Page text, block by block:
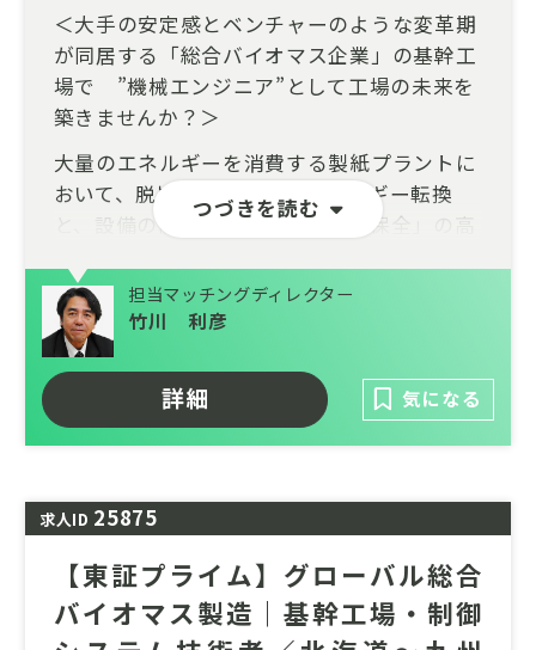
つづきを読む
＜大手の安定感とベンチャーのような変革期
が同居する「総合バイオマス企業」の基幹工
場で ”機械エンジニア”として工場の未来を
築きませんか？＞
大量のエネルギーを消費する製紙プラントに
おいて、脱炭素化へ向けたエネルギー転換
と、設備の高経年化に伴う「予防保全」の高
本ポジションのミッションは、IoTなどのDX
技術を導入したスマートな保全体制へのシフ
トを主導し、環境対応型設備への更新や設計
を技術面から牽引すること。ベテランのノウ
ハウを次世代へ承継しながら、持続可能な工
24時間稼働を支える高い技術力を身につけ、
社会に不可欠な素材の安定供給と地球環境へ
の貢献を同時に叶える、社会的意義の大きな
挑戦です。あなたの設計とメンテナンスのス
担当マッチングディレクター
竹川 利彦
詳細 気になる
求人ID 25875
【東証プライム】グローバル総合
バイオマス製造｜基幹工場・制御